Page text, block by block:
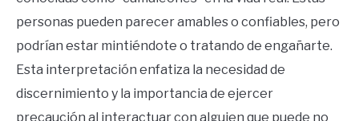
personas pueden parecer amables o confiables, pero
podrían estar mintiéndote o tratando de engañarte.
Esta interpretación enfatiza la necesidad de
discernimiento y la importancia de ejercer
precaución al interactuar con alguien que puede no